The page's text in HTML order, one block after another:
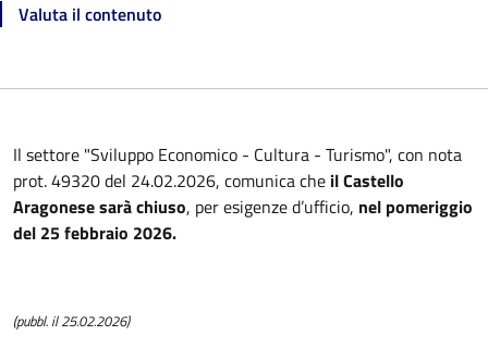
Valuta il contenuto
Il settore "Sviluppo Economico - Cultura - Turismo", con nota
prot. 49320 del 24.02.2026, comunica che il Castello
Aragonese sarà chiuso, per esigenze d’ufficio, nel pomeriggio
del 25 febbraio 2026.
(pubbl. il 25.02.2026)